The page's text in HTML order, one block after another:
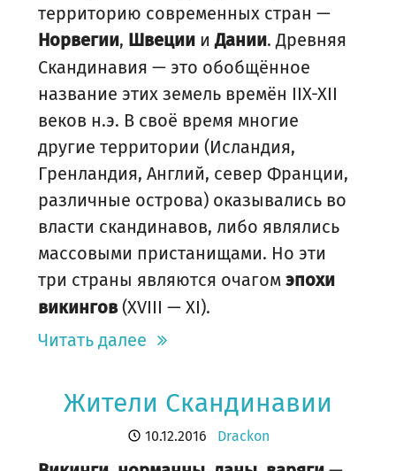
территорию современных стран —
Норвегии, ШвециииДании. Древняя
Скандинавия — это обобщённое
название этих земель времён IIX-XII
веков н.э. В своё время многие
другие территории (Исландия,
Гренландия, Англий, север Франции,
различные острова) оказывались во
власти скандинавов, либо являлись
массовыми пристанищами. Но эти
три страны являются очагомэпохи
викингов(XVIII — XI).
Читать далее
Жители Скандинавии
10.12.2016 Drackon